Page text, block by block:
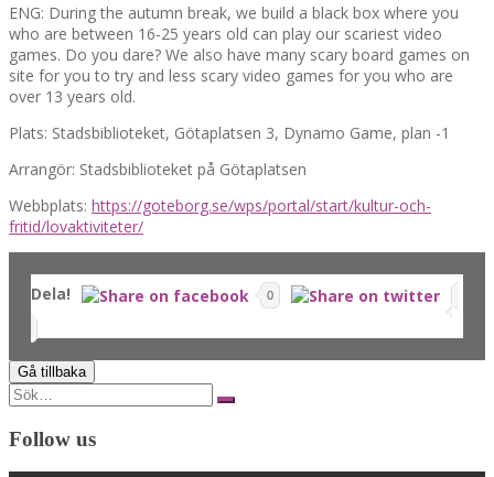
ENG: During the autumn break, we build a black box where you
who are between 16-25 years old can play our scariest video
games. Do you dare? We also have many scary board games on
site for you to try and less scary video games for you who are
over 13 years old.
Plats: Stadsbiblioteket, Götaplatsen 3, Dynamo Game, plan -1
Arrangör: Stadsbiblioteket på Götaplatsen
Webbplats: https://goteborg.se/wps/portal/start/kultur-och-
fritid/lovaktiviteter/
Dela! 0
Search
for:
Follow us